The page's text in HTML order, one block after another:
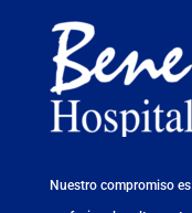
Nuestro compromiso